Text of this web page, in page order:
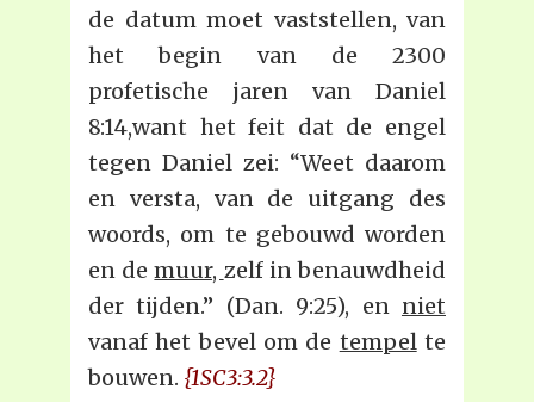
de datum moet vaststellen, van
het begin van de 2300
profetische jaren van Daniel
8:14,want het feit dat de engel
tegen Daniel zei: “Weet daarom
en versta, van de uitgang des
woords, om te gebouwd worden
en demuur, zelf in benauwdheid
der tijden.” (Dan. 9:25), en niet
vanaf het bevel om de tempelte
bouwen. {1SC3:3.2}